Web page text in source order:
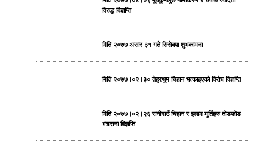
विरुद्ध विज्ञप्ति
मिति २०७७ असार ३१ गते सिसेक्पा शुभकामना
मिति २०७७।०२।३० तेह्रथुम चिहान भत्काइएको विरोध विज्ञप्ति
मिति २०७७।०२।२६ रानीगाउँ चिहान र इलाम मुर्तिहरु तोडफोड
भत्र्सना विज्ञप्ति